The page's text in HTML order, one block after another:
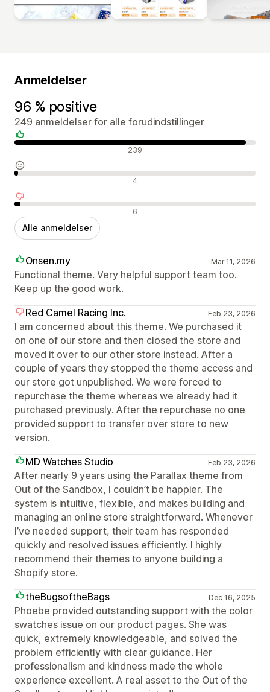
Anmeldelser
96 % positive
249 anmeldelser for alle forudindstillinger
Positive anmeldelser 239
Neutrale anmeldelser 4
Negative anmeldelser 6
Alle anmeldelser
Onsen.my Mar 11, 2026
Functional theme. Very helpful support team too.
Keep up the good work.
Red Camel Racing Inc.
Feb 23, 2026
I am concerned about this theme. We purchased it
on one of our store and then closed the store and
moved it over to our other store instead. After a
couple of years they stopped the theme access and
our store got unpublished. We were forced to
repurchase the theme whereas we already had it
purchased previously. After the repurchase no one
provided support to transfer over store to new
version.
MD Watches Studio
Feb 23, 2026
After nearly 9 years using the Parallax theme from
Out of the Sandbox, I couldn’t be happier. The
system is intuitive, flexible, and makes building and
managing an online store straightforward. Whenever
I’ve needed support, their team has responded
quickly and resolved issues efficiently. I highly
recommend their themes to anyone building a
Shopify store.
theBugsoftheBags
Dec 16, 2025
Phoebe provided outstanding support with the color
swatches issue on our product pages. She was
quick, extremely knowledgeable, and solved the
problem efficiently with clear guidance. Her
professionalism and kindness made the whole
experience excellent. A real asset to the Out of the